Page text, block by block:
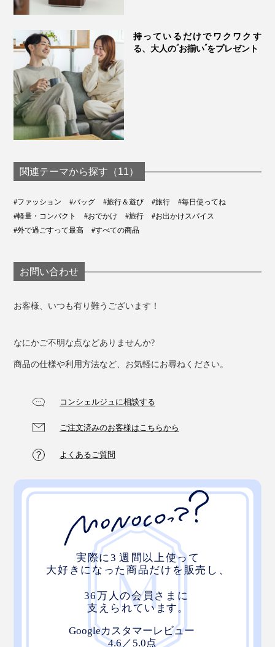
持っているだけでワクワクす
る、大人の“お揃い”をプレゼント
関連テーマから探す（11）
#ファッション #バッグ #旅行＆遊び #旅行
#毎日使ってね
#軽量・コンパクト
#おでかけ #旅行
#お出かけスパイス
#外で過ごすって最高
#すべての商品
お問い合わせ
お客様、いつも有り難うございます！
なにかご不明な点などありませんか?
商品の仕様や利用方法など、お気軽にお尋ねください。
コンシェルジュに相談する
ご注文済みのお客様はこちらから
よくあるご質問